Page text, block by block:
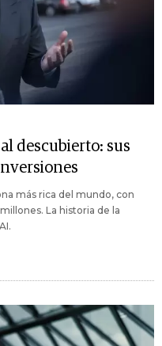
descubierto: sus
más rica del mundo, con
La historia de la